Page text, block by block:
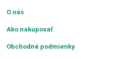
O nás
Ako nakupovať
Obchodné podmienky